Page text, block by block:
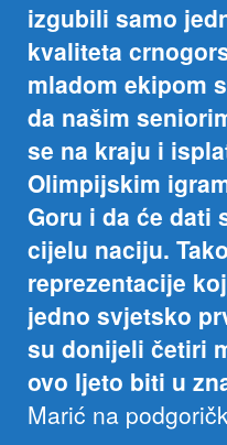
izgubili samo
kvaliteta
mladom ekipom
da našim
se na kraju i
Olimpijskim
Goru i da će dati
cijelu naciju.
reprezentacije
jedno svjetsko
su donijeli četiri
ovo ljeto biti u
Marić na